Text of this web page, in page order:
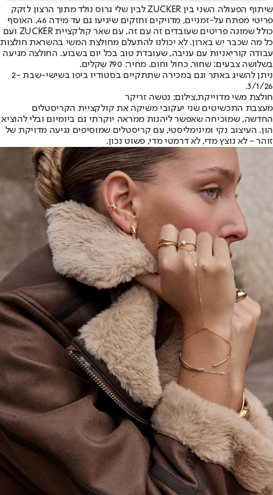
שיתוף הפעולה השני בין ZUCKER לבין שלי גרוס נולד מתוך הרצון לזקק
פריטי מפתח על-זמניים, מדויקים וחזקים שיגיעו גם עד מידה 46. האוסף
כולל שמונה פריטים שעובדים זה עם זה, עם שאר קולקציית ZUCKER ועם
כל מה שכבר יש בארון. לא יכולנו להתעלם מחולצת המשי בהשראת חולצות
עבודה קוריאניות עם עניבה, שעובדת טוב בכל יום בשבוע. החולצה מגיעה
בשלושה צבעים: שחור, כחול וחום. מחיר: 790 שקלים.
ניתן להשיג באתר וגם במכירה שתתקיים בסטודיו ביפו בשישי-שבת 2-
3/1/26.
חולצת משי מדוייקת,צילום: נטשה זריקר
מעצבת התכשיטים שני יעקובי משיקה את קולקציית הקריסטלים
החדשה, שמוכיחה שאפשר ליהנות ממראה יוקרתי גם ביומיום ובלי להוציא
הון. העיצוב נקי ומינימליסטי, עם קריסטלים שמוסיפים נגיעה מדויקת של
זוהר - לא נוצץ מדי, לא דרמטי מדי, פשוט נכון.